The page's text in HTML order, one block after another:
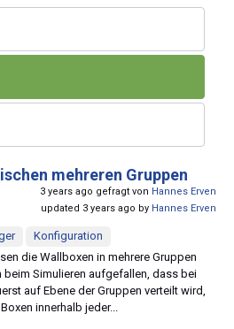
mehreren Gruppen
3 years ago gefragt von Hannes Erven
updated 3 years ago by Hannes Erven
Konfiguration
die Wallboxen in mehrere Gruppen
Simulieren aufgefallen, dass bei
auf Ebene der Gruppen verteilt wird,
innerhalb jeder...